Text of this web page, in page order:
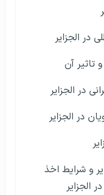
در الجزایر
تاثیر آن
در الجزایر
در الجزایر
و شرایط اخذ